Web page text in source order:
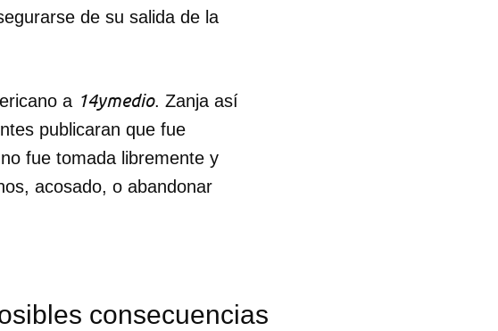
de su salida de la
a 14ymedio. Zanja así
publicaran que fue
fue tomada libremente y
acosado, o abandonar
consecuencias